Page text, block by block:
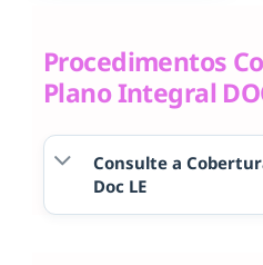
Procedimentos
Plano Integral
Consulte a
Doc LE